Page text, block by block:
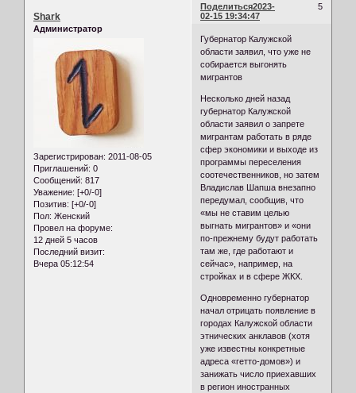
Поделиться 5
2023-
02-15 19:34:47
Shark
Администратор
Зарегистрирован: 2011-08-05
Приглашений: 0
Сообщений: 817
Уважение: [+0/-0]
Позитив: [+0/-0]
Пол: Женский
Провел на форуме:
12 дней 5 часов
Последний визит:
Вчера 05:12:54
Губернатор Калужской
области заявил, что уже не
собирается выгонять
мигрантов
Несколько дней назад
губернатор Калужской
области заявил о запрете
мигрантам работать в ряде
сфер экономики и выходе из
программы переселения
соотечественников, но затем
Владислав Шапша внезапно
передумал, сообщив, что
«мы не ставим целью
выгнать мигрантов» и «они
по-прежнему будут работать
там же, где работают и
сейчас», например, на
стройках и в сфере ЖКХ.
Одновременно губернатор
начал отрицать появление в
городах Калужской области
этнических анклавов (хотя
уже известны конкретные
адреса «гетто-домов») и
занижать число приехавших
в регион иностранных